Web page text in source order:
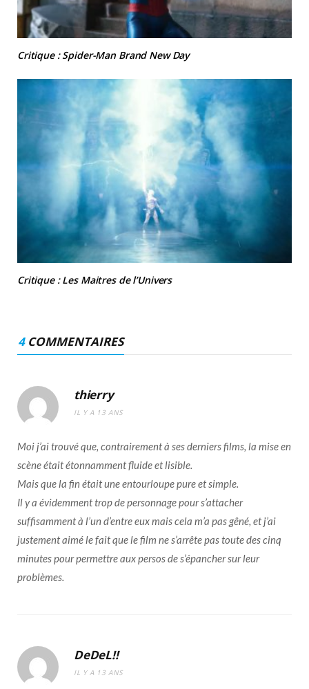
Critique : Spider-Man Brand New Day
Critique : Les Maitres de l’Univers
4COMMENTAIRES
thierry
IL Y A 13 ANS
Moi j’ai trouvé que, contrairement à ses derniers films, la mise en
scène était étonnamment fluide et lisible.
Mais que la fin était une entourloupe pure et simple.
Il y a évidemment trop de personnage pour s’attacher
suffisamment à l’un d’entre eux mais cela m’a pas gêné, et j’ai
justement aimé le fait que le film ne s’arrête pas toute des cinq
minutes pour permettre aux persos de s’épancher sur leur
problèmes.
DeDeL!!
IL Y A 13 ANS